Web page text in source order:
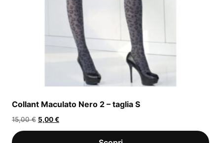
Collant Maculato Nero 2 – taglia S
15,00€ Il
prezzo
5,00€Il
prezzo